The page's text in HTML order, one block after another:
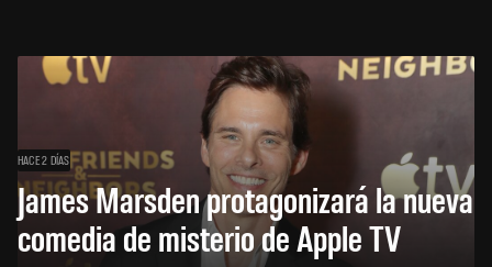
HACE 2 DÍAS
James Marsden protagonizará la nueva
comedia de misterio de Apple TV